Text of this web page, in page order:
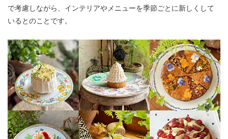
で考慮しながら、インテリアやメニューを季節ごとに新しくして
いるとのことです。